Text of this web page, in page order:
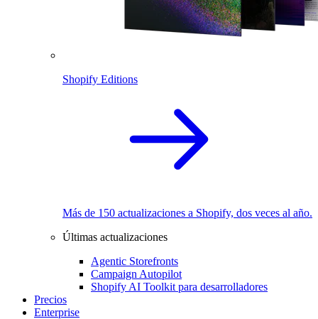
Shopify Editions
Más de 150 actualizaciones a Shopify, dos veces al año.
Últimas actualizaciones
Agentic Storefronts
Campaign Autopilot
Shopify AI Toolkit para desarrolladores
Precios
Enterprise